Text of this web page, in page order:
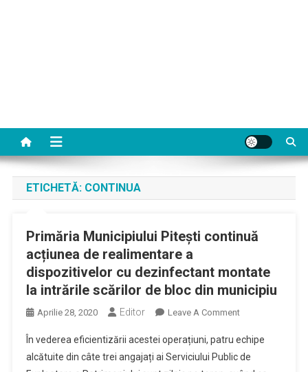
ETICHETĂ: CONTINUA
Primăria Municipiului Pitești continuă
acțiunea de realimentare a
dispozitivelor cu dezinfectant montate
la intrările scărilor de bloc din municipiu
Aprilie 28, 2020 Editor Leave A CommentOn
Municipiului
Pitești
În vederea eficientizării acestei operațiuni, patru echipe
alcătuite din câte trei angajați ai Serviciului Public de